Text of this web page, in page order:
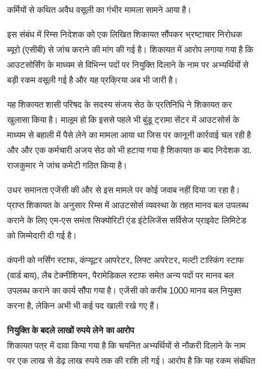
कर्मियों से कथित अवैध वसूली का गंभीर मामला सामने आया है।
इस संबंध में रिम्स निदेशक को एक लिखित शिकायत सौंपकर भ्रष्टाचार निरोधक
ब्यूरो (एसीबी) से जांच कराने की मांग की गई है। शिकायत में आरोप लगाया गया है कि
आउटसोर्सिंग के माध्यम से विभिन्न पदों पर नियुक्ति दिलाने के नाम पर अभ्यर्थियों से
बड़ी रकम वसूली गई है और यह प्रक्रिया अब भी जारी है।
यह शिकायत शासी परिषद के सदस्य संजय सेठ के प्रतिनिधि ने शिकायत कर
खुलासा किया है। मालूम हो कि इससे पहले भी बुंडू ट्रामा सेंटर में आउटसोर्स के
माध्यम से बहाली में पैसे लेने का मामला आया था जिस पर कानूनी कार्रवाई चल रही है
और और एक कर्मचारी अजय सेठ को भी हटाया गया है शिकायत क बाद निदेशक डा.
राजकुमार ने जांच कमेटी गठित किया है।
उधर समानता एजेंसी की और से इस मामले पर कोई जवाब नहीं दिया जा रहा है।
प्राप्त शिकायत के अनुसार रिम्स में आउटसोर्स व्यवस्था के तहत मानव बल उपलब्ध
कराने के लिए एम-एस समंता सिक्योरिटी एंड इंटेलिजेंस सर्विसेज प्राइवेट लिमिटेड
को जिम्मेदारी दी गई है।
कंपनी को नर्सिंग स्टाफ, कंप्यूटर आपरेटर, लिफ्ट अपरेटर, मल्टी टास्किंग स्टाफ
(वार्ड बाय), लैब टेक्नीशियन, पैरामेडिकल स्टाफ समेत अन्य पदों पर मानव बल
उपलब्ध कराने का कार्य सौंपा गया है। एजेंसी को करीब 1000 मानव बल नियुक्त
करना है, लेकिन अभी भी कई पद खाली रखे गए हैं।
नियुक्ति के बदले लाखों रुपये लेने का आरोप
शिकायत पत्र में दावा किया गया है कि चयनित अभ्यर्थियों से नौकरी दिलाने के नाम
पर एक लाख से डेढ़ लाख रुपये तक की राशि ली गई। आरोप है कि यह रकम संबंधित